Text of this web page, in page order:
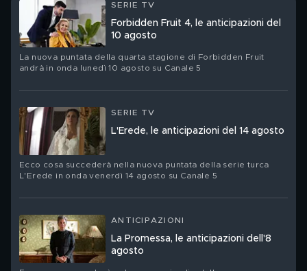
SERIE TV
Forbidden Fruit 4, le anticipazioni del
10 agosto
La nuova puntata della quarta stagione di Forbidden Fruit
andrà in onda lunedì 10 agosto su Canale 5
SERIE TV
L'Erede, le anticipazioni del 14 agosto
Ecco cosa succederà nella nuova puntata della serie turca
L'Erede in onda venerdì 14 agosto su Canale 5
ANTICIPAZIONI
La Promessa, le anticipazioni dell'8
agosto